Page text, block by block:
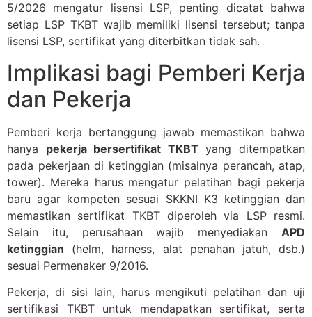
5/2026 mengatur lisensi LSP, penting dicatat bahwa
setiap LSP TKBT wajib memiliki lisensi tersebut; tanpa
lisensi LSP, sertifikat yang diterbitkan tidak sah.
Implikasi bagi Pemberi Kerja
dan Pekerja
Pemberi kerja bertanggung jawab memastikan bahwa
hanya pekerja bersertifikat TKBT yang ditempatkan
pada pekerjaan di ketinggian (misalnya perancah, atap,
tower). Mereka harus mengatur pelatihan bagi pekerja
baru agar kompeten sesuai SKKNI K3 ketinggian dan
memastikan sertifikat TKBT diperoleh via LSP resmi.
Selain itu, perusahaan wajib menyediakan APD
ketinggian (helm, harness, alat penahan jatuh, dsb.)
sesuai Permenaker 9/2016.
Pekerja, di sisi lain, harus mengikuti pelatihan dan uji
sertifikasi TKBT untuk mendapatkan sertifikat, serta